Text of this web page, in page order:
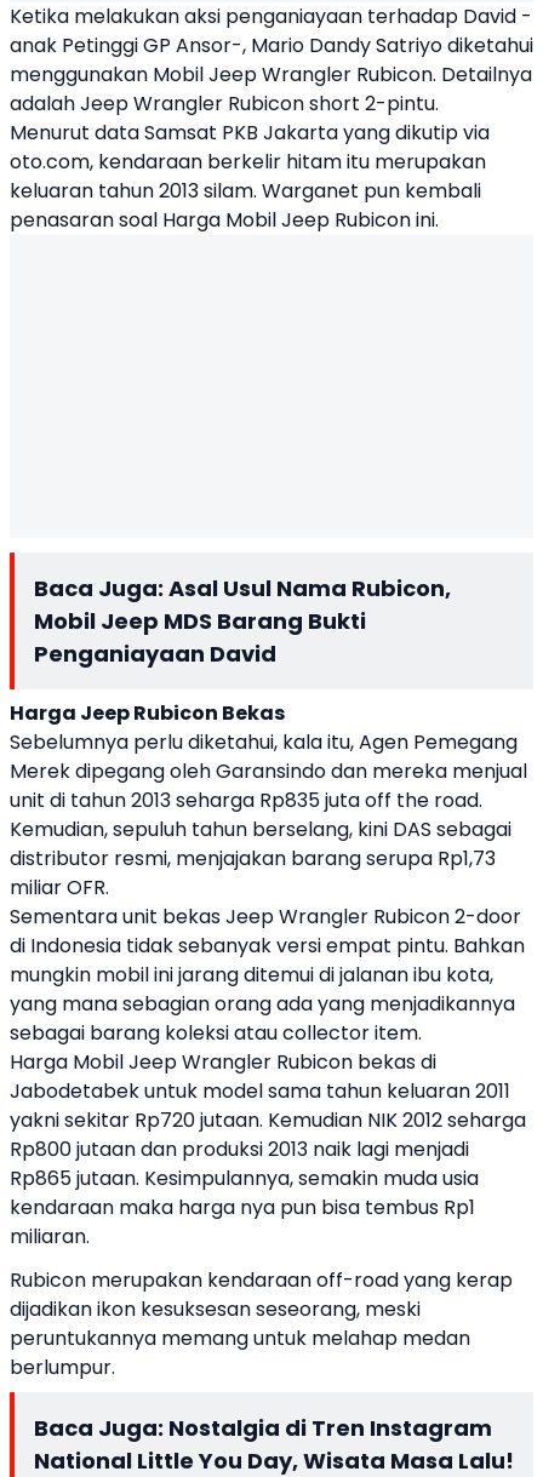
Ketika melakukan aksi penganiayaan terhadap David -
anak PetinggiGP Ansor-, Mario Dandy Satriyodiketahui
menggunakan MobilJeep Wrangler Rubicon. Detailnya
adalah Jeep Wrangler Rubicon short 2-pintu.
Menurut data Samsat PKB Jakarta yang dikutip via
oto.com, kendaraan berkelir hitam itu merupakan
keluaran tahun 2013 silam. Warganet pun kembali
penasaran soal Harga Mobil Jeep Rubicon ini.
Baca Juga: Asal Usul Nama Rubicon,
Mobil Jeep MDS Barang Bukti
Penganiayaan David
Harga Jeep Rubicon Bekas
Sebelumnya perlu diketahui, kala itu, Agen Pemegang
Merek dipegang oleh Garansindo dan mereka menjual
unit di tahun 2013 seharga Rp835 juta off the road.
Kemudian, sepuluh tahun berselang, kini DAS sebagai
distributor resmi, menjajakan barang serupa Rp1,73
miliar OFR.
Sementara unit bekas Jeep Wrangler Rubicon 2-door
di Indonesia tidak sebanyak versi empat pintu. Bahkan
mungkin mobil ini jarang ditemui di jalanan ibu kota,
yang mana sebagian orang ada yang menjadikannya
sebagai barang koleksi atau collector item.
Harga Mobil Jeep Wrangler Rubicon bekas di
Jabodetabek untuk model sama tahun keluaran 2011
yakni sekitar Rp720 jutaan. Kemudian NIK 2012 seharga
Rp800 jutaan dan produksi 2013 naik lagi menjadi
Rp865 jutaan. Kesimpulannya, semakin muda usia
kendaraan maka harga nya pun bisa tembus Rp1
miliaran.
Rubicon merupakan kendaraan off-road yang kerap
dijadikan ikon kesuksesan seseorang, meski
peruntukannya memang untuk melahap medan
berlumpur.
Baca Juga: Nostalgia di Tren Instagram
National Little You Day, Wisata Masa Lalu!